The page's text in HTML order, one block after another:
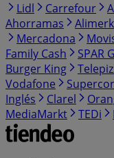
Lidl
Carrefour
Ahorramas
Mercadona
Family Cash
SPAR
Burger King
Vodafone
Supercor
Inglés
Clarel
MediaMarkt
TEDi